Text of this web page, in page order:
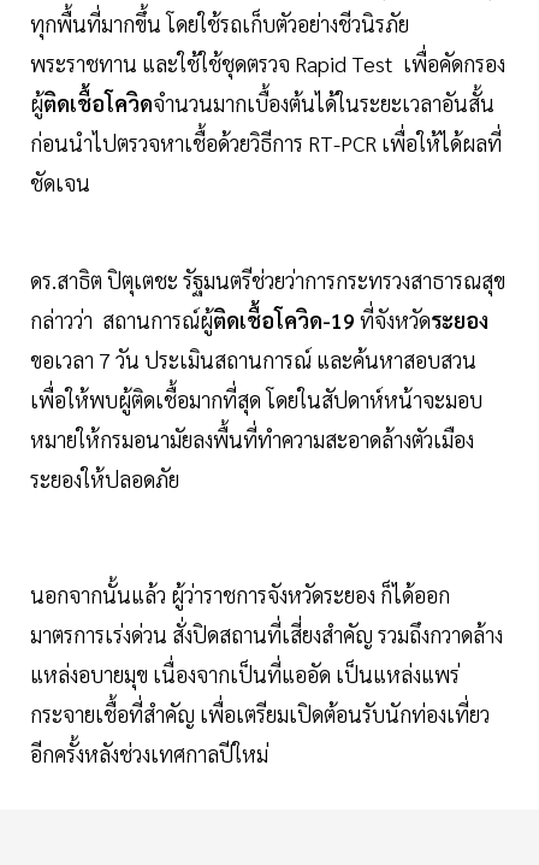
ทุกพื้นที่มากขึ้น โดยใช้รถเก็บตัวอย่างชีวนิรภัย
พระราชทาน และใช้ใช้ชุดตรวจ Rapid Test เพื่อคัดกรอง
ผู้ติดเชื้อโควิดจำนวนมากเบื้องต้นได้ในระยะเวลาอันสั้น
ก่อนนำไปตรวจหาเชื้อด้วยวิธีการ RT-PCR เพื่อให้ได้ผลที่
ชัดเจน
ดร.สาธิต ปิตุเตชะ รัฐมนตรีช่วยว่าการกระทรวงสาธารณสุข
กล่าวว่า สถานการณ์ผู้ติดเชื้อโควิด-19 ที่จังหวัดระยอง
ขอเวลา 7 วัน ประเมินสถานการณ์ และค้นหาสอบสวน
เพื่อให้พบผู้ติดเชื้อมากที่สุด โดยในสัปดาห์หน้าจะมอบ
หมายให้กรมอนามัยลงพื้นที่ทำความสะอาดล้างตัวเมือง
ระยองให้ปลอดภัย
นอกจากนั้นแล้ว ผู้ว่าราชการจังหวัดระยอง ก็ได้ออก
มาตรการเร่งด่วน สั่งปิดสถานที่เสี่ยงสำคัญ รวมถึงกวาดล้าง
แหล่งอบายมุข เนื่องจากเป็นที่แออัด เป็นแหล่งแพร่
กระจายเชื้อที่สำคัญ เพื่อเตรียมเปิดต้อนรับนักท่องเที่ยว
อีกครั้งหลังช่วงเทศกาลปีใหม่